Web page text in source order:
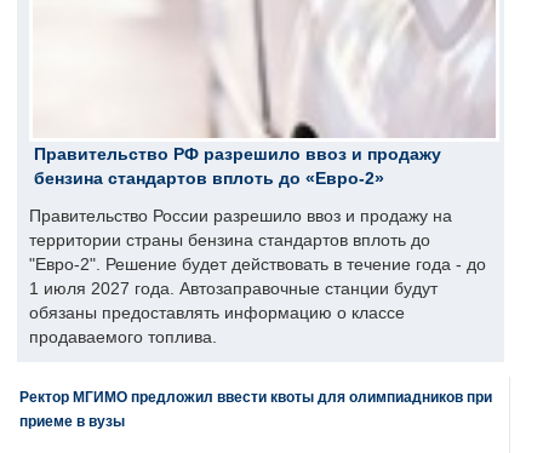
Правительство РФ разрешило ввоз и продажу
бензина стандартов вплоть до «Евро-2»
Правительство России разрешило ввоз и продажу на
территории страны бензина стандартов вплоть до
"Евро-2". Решение будет действовать в течение года - до
1 июля 2027 года. Автозаправочные станции будут
обязаны предоставлять информацию о классе
продаваемого топлива.
Ректор МГИМО предложил ввести квоты для олимпиадников при
приеме в вузы